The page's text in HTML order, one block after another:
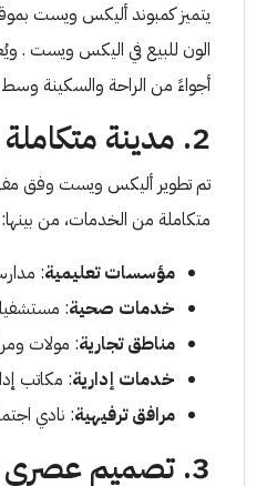
يتميز كمبوند أليكس ويست
الون للبيع في اليكس ويست .
أجواءً من الراحة والسكينة
2. مدينة متكاملة الخدمات
تم تطوير أليكس ويست وفق
متكاملة من الخدمات، من بينها:
مؤسسات تعليمية:
خدمات صحية:
مناطق تجارية: مولات
خدمات إدارية: مكاتب
مرافق ترفيهية: نادي
3. تصميم عصري وتنوع في الوحدات السكنية